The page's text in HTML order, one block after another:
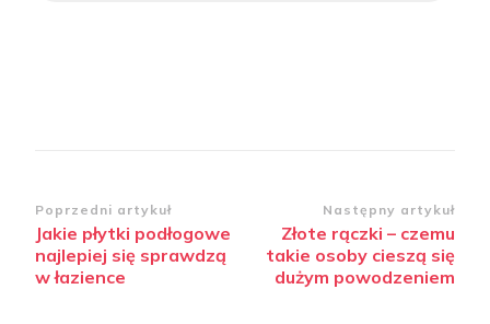
Zobacz
wpisy
Poprzedni artykuł
Jakie płytki podłogowe
najlepiej się sprawdzą
w łazience
Następny artykuł
Złote rączki – czemu
takie osoby cieszą się
dużym powodzeniem